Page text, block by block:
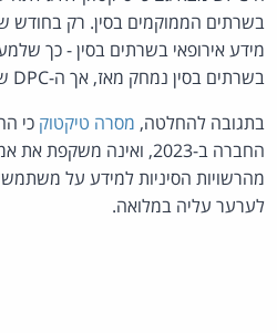
בשרתים בסין נמחק מאז, אך ה-DPC שוקל לנקוט בפעולות נוספות בעתיד, ככל שהדבר יהיה מוצדק.
בתגובה להחלטה, מסרה טיקטוק כי
החברה ב-2023, ואינה
מהרשויות הסיניות למידע על
לערער עליה במלואה.